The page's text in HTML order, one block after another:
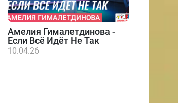
Амелия Гималетдинова -
Если Всё Идёт Не Так
10.04.26